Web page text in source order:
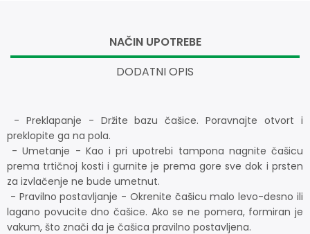
NAČIN UPOTREBE
DODATNI OPIS
- Preklapanje - Držite bazu čašice. Poravnajte otvort i
preklopite ga na pola.
- Umetanje - Kao i pri upotrebi tampona nagnite čašicu
prema trtičnoj kosti i gurnite je prema gore sve dok i prsten
za izvlačenje ne bude umetnut.
- Pravilno postavljanje - Okrenite čašicu malo levo-desno ili
lagano povucite dno čašice. Ako se ne pomera, formiran je
vakum, što znači da je čašica pravilno postavljena.